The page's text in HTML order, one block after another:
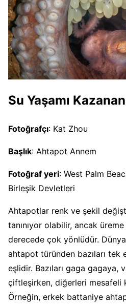
Su Yaşamı
Fotoğrafçı: Kat Zhou
Başlık: Ahtapot Annem
Fotoğraf yeri: West Palm
Birleşik Devletleri
Ahtapotlar renk ve şekil
tanınıyor olabilir, ancak
derecede çok yönlüdür.
ahtapot türünden bazıları tek
eşlidir. Bazıları gaga gagaya,
çiftleşirken, diğerleri mesafeli
Örneğin, erkek battaniye